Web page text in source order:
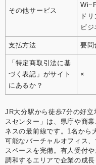
その他サービス
ド
ビ
支払方法 要問
「特定商取引法に基
づく表記」がサイト
にあるか？
×
JR大分駅から徒歩7分の好
スセンター」は、県庁や商
ネスの最前線です。1名から
可能なバーチャルオフィス
スペースを完備。有人受付
調和するエリアで企業の成